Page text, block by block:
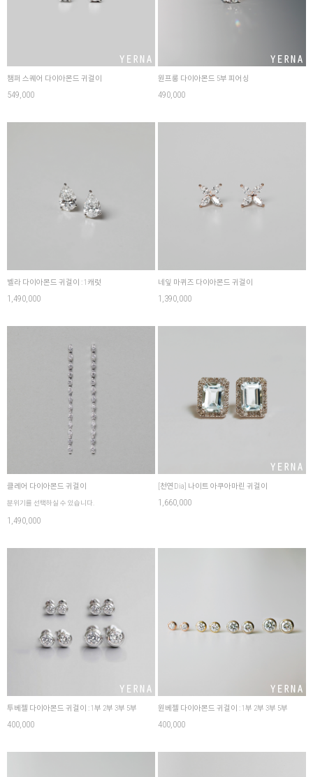
챔퍼 스퀘어 다이아몬드 귀걸이
549,000
원프롱 다이아몬드 5부 피어싱
490,000
벨라 다이아몬드 귀걸이 : 1캐럿
1,490,000
네잎 마퀴즈 다이아몬드 귀걸이
1,390,000
클레어 다이아몬드 귀걸이
분위기를 선택하실 수 있습니다.
1,490,000
[천연Dia] 나이트 아쿠아마린 귀걸이
1,660,000
투베젤 다이아몬드 귀걸이 : 1부 2부 3부 5부
400,000
원베젤 다이아몬드 귀걸이 : 1부 2부 3부 5부
400,000